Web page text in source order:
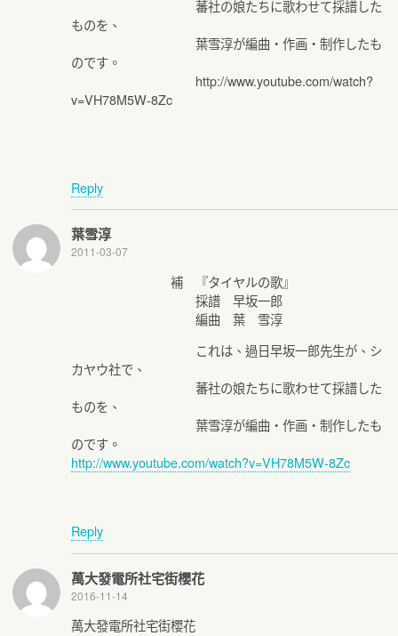
蕃社の娘たちに歌わせて採譜した
ものを、
葉雪淳が編曲・作画・制作したも
のです。
http://www.youtube.com/watch?
v=VH78M5W-8Zc
Reply
葉雪淳
2011-03-07
補 『タイヤルの歌』
採譜 早坂一郎
編曲 葉 雪淳
これは、過日早坂一郎先生が、シ
カヤウ社で、
蕃社の娘たちに歌わせて採譜した
ものを、
葉雪淳が編曲・作画・制作したも
のです。
http://www.youtube.com/watch?v=VH78M5W-8Zc
Reply
萬大發電所社宅街櫻花
2016-11-14
萬大發電所社宅街櫻花